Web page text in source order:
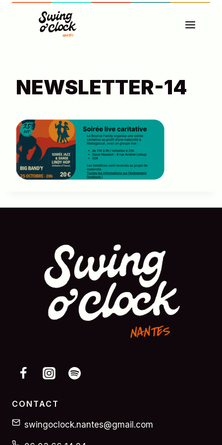
Aller
NEWSLETTER-14
CONTACT
swingoclock.nantes@gmail.com